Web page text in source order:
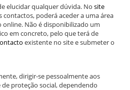
elucidar qualquer dúvida. Nosite
contactos, poderá aceder a uma área
Não é disponibilizado um
em concreto, pelo que terá de
existente no site e submeter o
dirigir-se pessoalmente aos
proteção social, dependendo